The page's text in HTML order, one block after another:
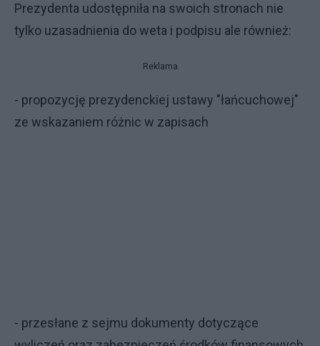
Prezydenta udostępniła na swoich stronach nie
tylko uzasadnienia do weta i podpisu ale również:
Reklama
- propozycję prezydenckiej ustawy "łańcuchowej"
ze wskazaniem różnic w zapisach
- przesłane z sejmu dokumenty dotyczące